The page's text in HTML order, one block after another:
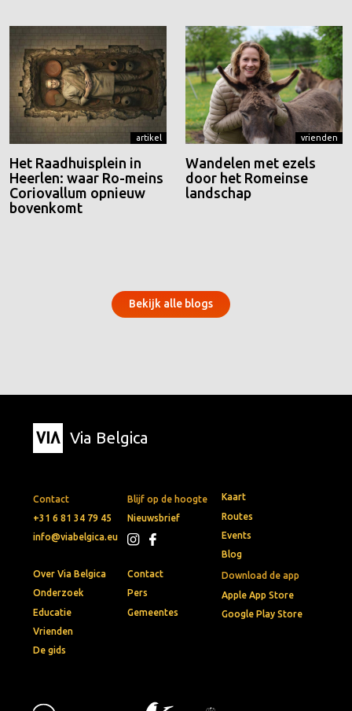
artikel
Het Raadhuisplein in
Heerlen: waar Ro-meins
Coriovallum opnieuw
bovenkomt
vrienden
Wandelen met ezels
door het Romeinse
landschap
Bekijk alle blogs
Via Belgica
Contact
+31 6 81 34 79 45
info@viabelgica.eu
Blijf op de hoogte
Nieuwsbrief
Download de app
Apple App Store
Google Play Store
Kaart
Routes
Events
Blog
Over Via Belgica
Onderzoek
Educatie
Vrienden
De gids
Contact
Pers
Gemeentes